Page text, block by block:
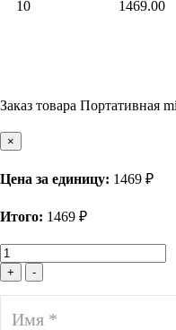
10 1469.00
Заказ товара Портативная
×
Цена за единицу: 1469 ₽
Итого: 1469 ₽
+ -